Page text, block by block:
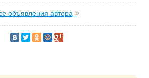
объявления автора